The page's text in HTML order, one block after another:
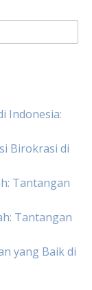
Indonesia:
Birokrasi di
Tantangan
Tantangan
yang Baik di